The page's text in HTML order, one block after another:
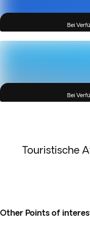
Bei
Bei
Touristische
Other Points of